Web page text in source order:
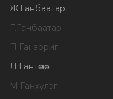
Ж.Ганбаатар
Г.Ганбаатар
П.Ганзориг
Л.Гантөмөр
М.Ганхүлэг